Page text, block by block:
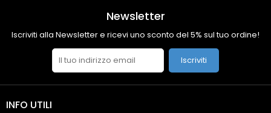
Newsletter
Iscriviti alla Newsletter e ricevi uno sconto del 5% sul tuo ordine!
Iscriviti
INFO UTILI